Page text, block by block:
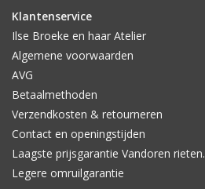
Klantenservice
Ilse Broeke en haar Atelier
Algemene voorwaarden
AVG
Betaalmethoden
Verzendkosten & retourneren
Contact en openingstijden
Laagste prijsgarantie Vandoren rieten.
Legere omruilgarantie